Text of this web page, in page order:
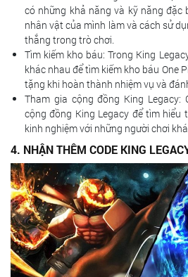
có những khả năng và kỹ năng đặc
nhân vật của mình làm và cách sử
thắng trong trò chơi.
Tìm kiếm kho báu: Trong King
khác nhau để tìm kiếm kho báu One
tặng khi hoàn thành nhiệm vụ và
Tham gia cộng đồng King Legacy:
cộng đồng King Legacy để tìm hiểu
kinh nghiệm với những người chơi
4. NHẬN THÊM CODE KING